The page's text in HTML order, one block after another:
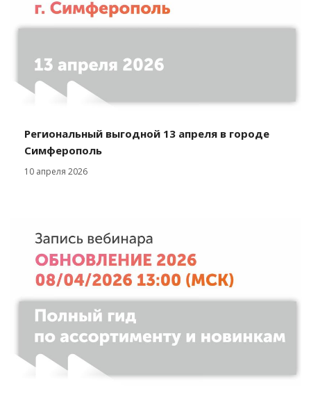
Региональный выгодной 13 апреля в городе
Симферополь
10 апреля 2026